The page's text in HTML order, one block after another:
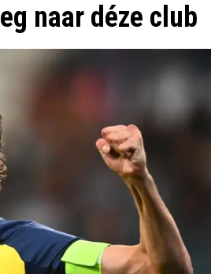
naar déze club